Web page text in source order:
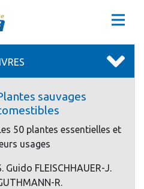
sauvages
50 plantes essentielles et
usages
Guido FLEISCHHAUER-J.
R.